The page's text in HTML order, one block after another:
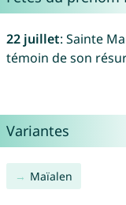
22 juillet: Sainte
témoin de son
Variantes
Maïalen